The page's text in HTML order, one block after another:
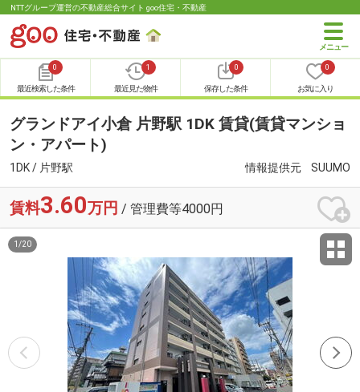
NTTグループ運営の不動産総合サイト goo住宅・不動産
0
最近検索した条件
1
最近見た物件
0
保存した条件
0
お気に入り
グランドアイ小倉 片野駅 1DK 賃貸(賃貸マンショ
ン・アパート)
1DK / 片野駅 情報提供元 SUUMO
賃料3.60万円 / 管理費等4000円
1 /20